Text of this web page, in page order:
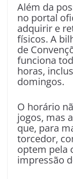
Além da
no portal
adquirir e
físicos. A
de
funciona
horas,
domingos.
O horário
jogos, mas
que, para
torcedor,
optem pela
impressão